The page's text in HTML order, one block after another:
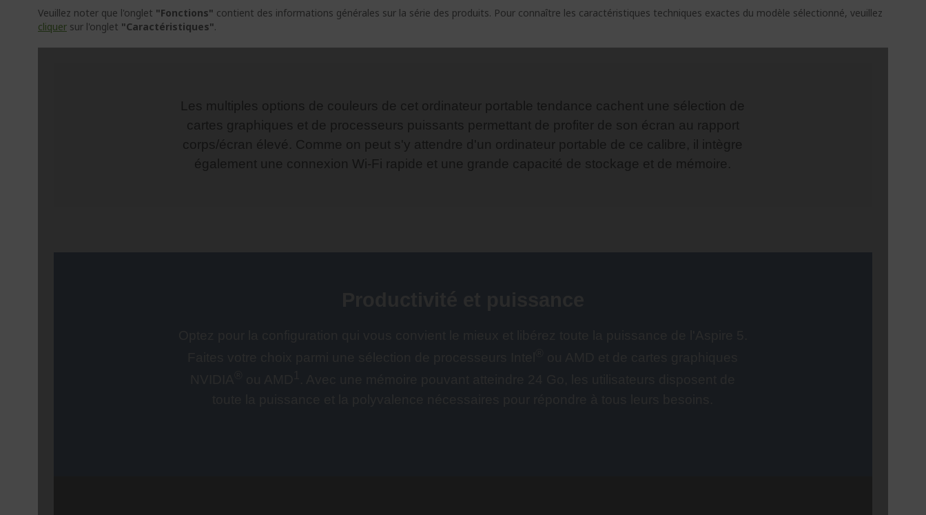
Veuillez noter que l'onglet "Fonctions" contient des informations générales sur la série des produits. Pour connaître les caractéristiques techniques exactes du modèle sélectionné, veuillez
cliquer sur l'onglet "Caractéristiques".